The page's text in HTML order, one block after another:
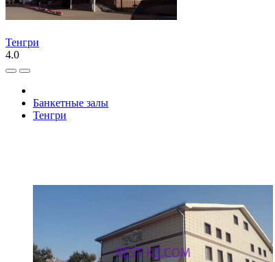
Тенгри
4.0
Банкетные залы
Тенгри